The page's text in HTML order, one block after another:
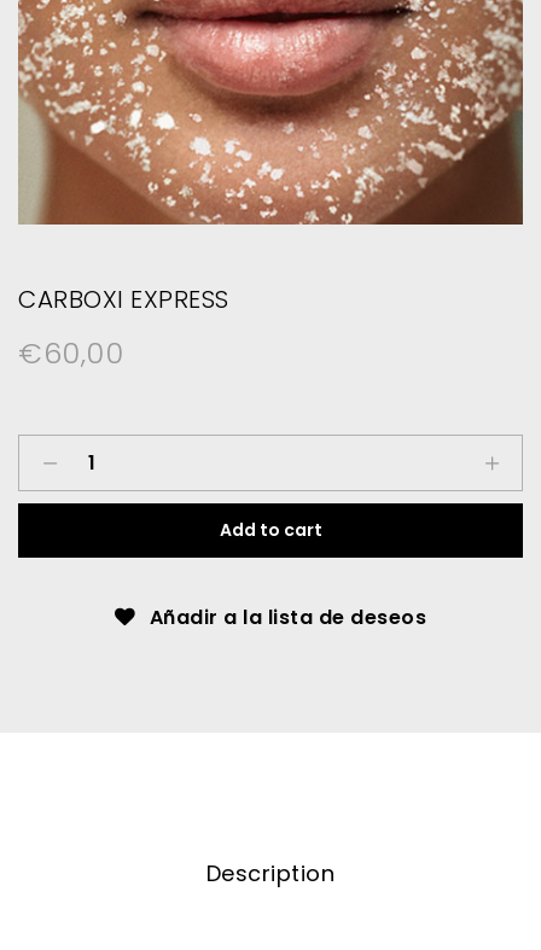
CARBOXI EXPRESS
€60,00
Carboxi
Express
Add to cart
Añadir a la lista de deseos
Description